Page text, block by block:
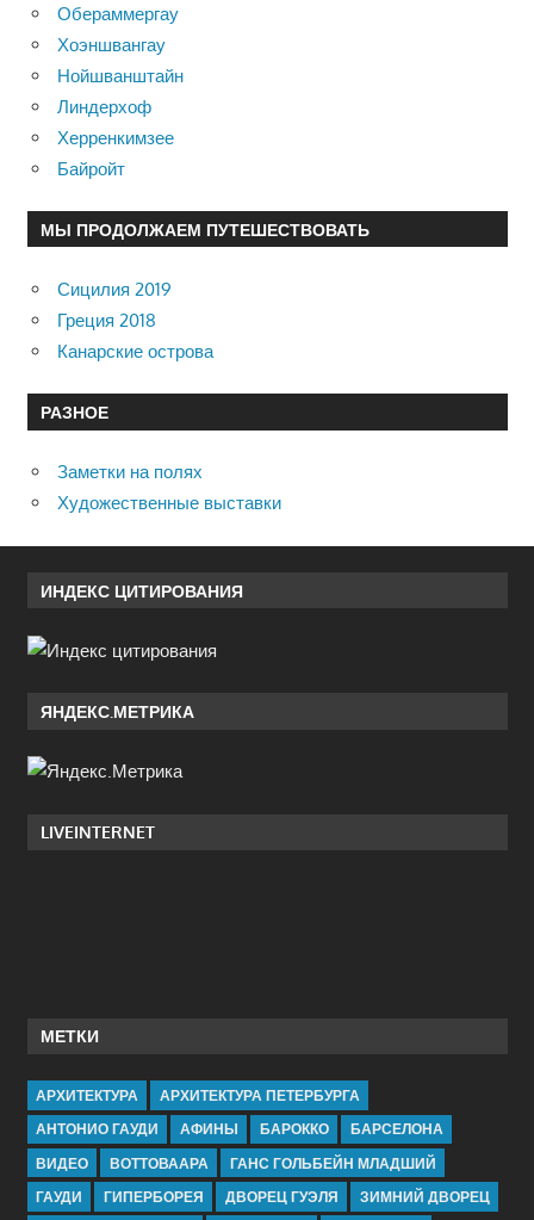
Обераммергау
Хоэншвангау
Нойшванштайн
Линдерхоф
Херренкимзее
Байройт
МЫ ПРОДОЛЖАЕМ ПУТЕШЕСТВОВАТЬ
Сицилия 2019
Греция 2018
Канарские острова
РАЗНОЕ
Заметки на полях
Художественные выставки
ИНДЕКС ЦИТИРОВАНИЯ
ЯНДЕКС.МЕТРИКА
LIVEINTERNET
МЕТКИ
АРХИТЕКТУРА
АРХИТЕКТУРА ПЕТЕРБУРГА
АНТОНИО ГАУДИ
АФИНЫ БАРОККО
БАРСЕЛОНА
ВИДЕО
ВОТТОВААРА
ГАНС ГОЛЬБЕЙН МЛАДШИЙ
ГАУДИ
ГИПЕРБОРЕЯ ДВОРЕЦ ГУЭЛЯ ЗИМНИЙ ДВОРЕЦ